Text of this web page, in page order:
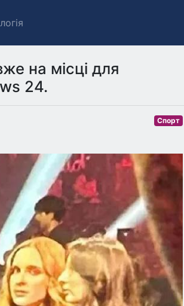
на місці для
24.
Спорт